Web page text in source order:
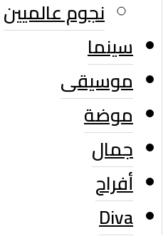
نجوم عالميين
سينما
موسيقى
موضة
جمال
أفراح
Diva